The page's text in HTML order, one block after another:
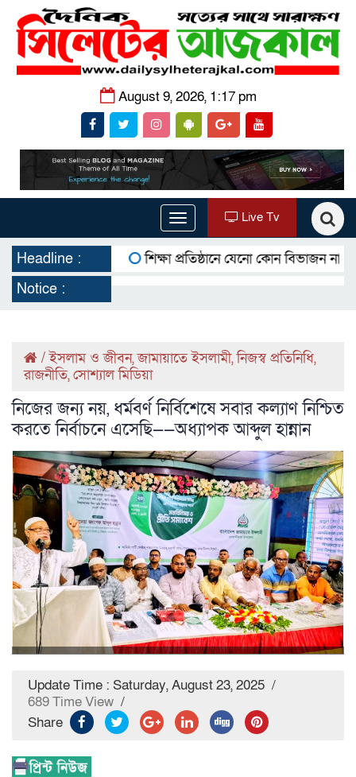
August 9, 2026, 1:17 pm
Toggle
navigation
Live Tv
Headline :
শিক্ষা প্রতিষ্ঠানে যেনো কোন বিভাজন না থাকে
Notice :
/ইসলাম ও জীবন,জামায়াতে ইসলামী,নিজস্ব প্রতিনিধি,
রাজনীতি,সোশ্যাল মিডিয়া
নিজের জন্য নয়, ধর্মবর্ণ নির্বিশেষে সবার কল্যাণ নিশ্চিত
করতে নির্বাচনে এসেছি——অধ্যাপক আব্দুল হান্নান
Update Time : Saturday, August 23, 2025 /
689 Time View /
Share